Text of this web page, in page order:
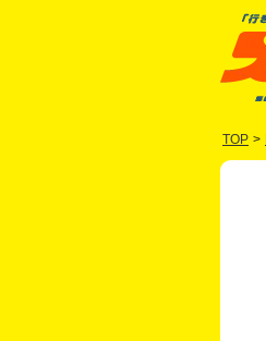
TOP >